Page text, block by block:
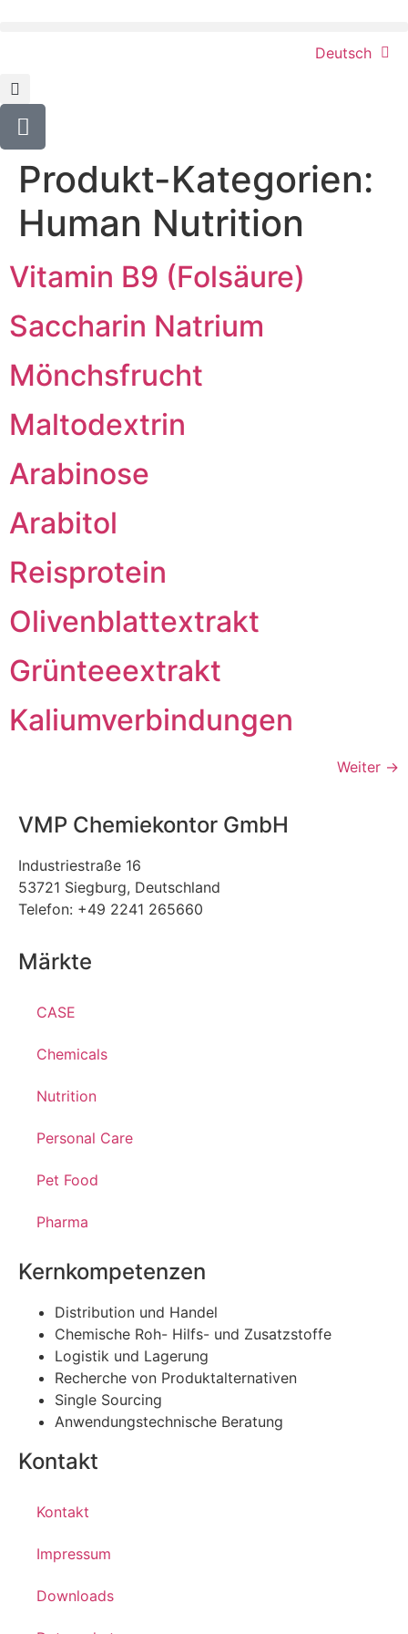
Deutsch
Produkt-Kategorien:
Human Nutrition
Vitamin B9 (Folsäure)
Saccharin Natrium
Mönchsfrucht
Maltodextrin
Arabinose
Arabitol
Reisprotein
Olivenblattextrakt
Grünteeextrakt
Kaliumverbindungen
Weiter →
VMP Chemiekontor GmbH
Industriestraße 16
53721 Siegburg, Deutschland
Telefon: +49 2241 265660
Märkte
CASE
Chemicals
Nutrition
Personal Care
Pet Food
Pharma
Kernkompetenzen
Distribution und Handel
Chemische Roh- Hilfs- und Zusatzstoffe
Logistik und Lagerung
Recherche von Produktalternativen
Single Sourcing
Anwendungstechnische Beratung
Kontakt
Kontakt
Impressum
Downloads